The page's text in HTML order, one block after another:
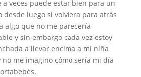
a veces puede estar bien para un
desde luego si volviera para atrás
algo que no me parecería
y sin embargo cada vez estoy
a llevar encima a mi niña
no me imagino cómo sería mi día